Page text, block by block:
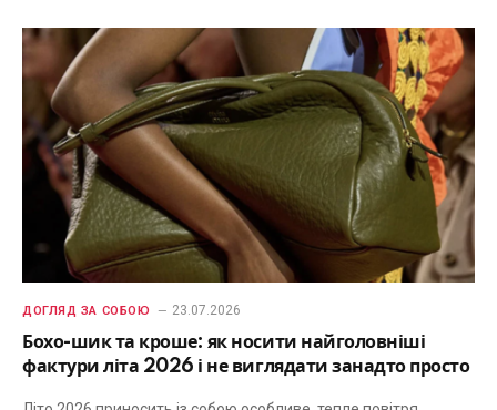
ДОГЛЯД ЗА СОБОЮ 23.07.2026
Бохо-шик та кроше: як носити найголовніші
фактури літа 2026 і не виглядати занадто просто